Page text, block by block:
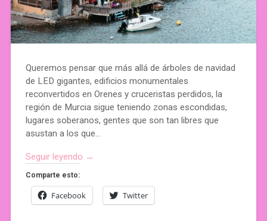
Queremos pensar que más allá de árboles de navidad
de LED gigantes, edificios monumentales
reconvertidos en Orenes y cruceristas perdidos, la
región de Murcia sigue teniendo zonas escondidas,
lugares soberanos, gentes que son tan libres que
asustan a los que…
Seguir leyendo →
Comparte esto:
Facebook Twitter